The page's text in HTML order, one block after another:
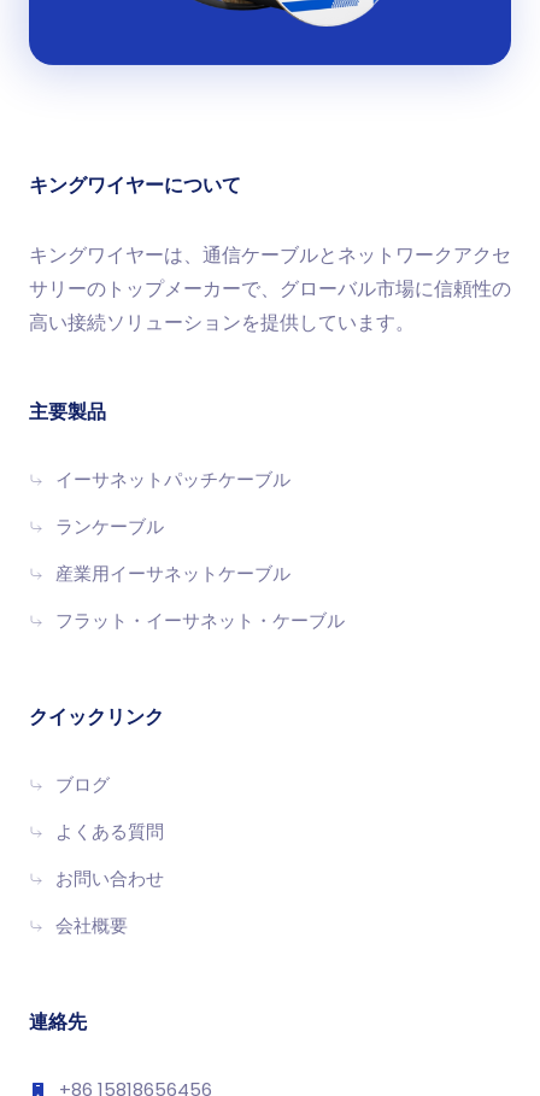
キングワイヤーについて
キングワイヤーは、通信ケーブルとネットワークアクセ
サリーのトップメーカーで、グローバル市場に信頼性の
高い接続ソリューションを提供しています。
主要製品
イーサネットパッチケーブル
ランケーブル
産業用イーサネットケーブル
フラット・イーサネット・ケーブル
クイックリンク
ブログ
よくある質問
お問い合わせ
会社概要
連絡先
+86 15818656456